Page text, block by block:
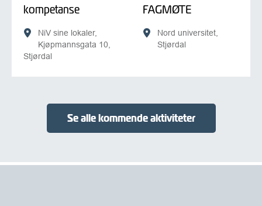
kompetanse
NiV sine lokaler,
Kjøpmannsgata 10,
Stjørdal
FAGMØTE
Nord universitet,
Stjørdal
Se alle kommende aktiviteter